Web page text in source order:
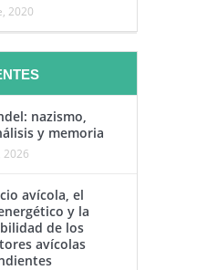
2020
nazismo,
y memoria
2026
avícola, el
y la
de los
avícolas